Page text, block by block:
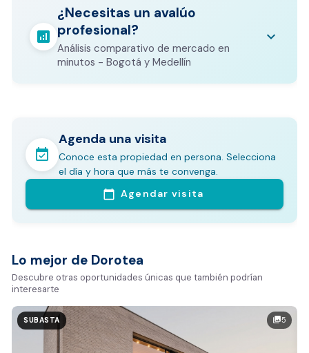
otros costos legales que varían según el
valor del inmueble.
CALCULADORA DE GASTOS NOTARIALES
analytics
¿Necesitas un avalúo
profesional?
Análisis comparativo de mercado en
minutos - Bogotá y Medellín
keyboard_arrow_down
En pocos minutos avalúa con este Análisis
Comparativo de Mercado (inicialmente
Bogotá y Medellín)
Análisis basado en datos reales:
Tiempo promedio de venta en la zona
Rango de precios de arriendo en el sector
Valor exclusivo para clientes de Dorotea:
20.000 COP
event_available
Agenda una visita
Conoce esta propiedad en persona. Selecciona
el día y hora que más te convenga.
calendar_today Agendar visita
Lo mejor de Dorotea
Descubre otras oportunidades únicas que también podrían
interesarte
photo_library5
SUBASTA